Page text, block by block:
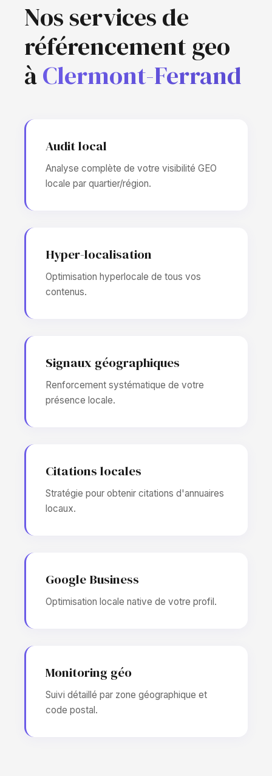
Nos services de
référencement geo
àClermont-Ferrand
Audit local
Analyse complète de votre visibilité GEO
locale par quartier/région.
Hyper-localisation
Optimisation hyperlocale de tous vos
contenus.
Signaux géographiques
Renforcement systématique de votre
présence locale.
Citations locales
Stratégie pour obtenir citations d'annuaires
locaux.
Google Business
Optimisation locale native de votre profil.
Monitoring géo
Suivi détaillé par zone géographique et
code postal.